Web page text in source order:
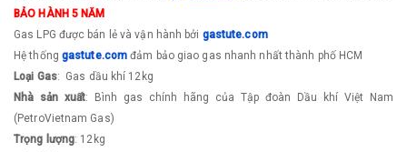
BẢO HÀNH 5 NĂM
Gas LPG được bán lẻ và vận hành bởi gastute.com
​Hệ thống gastute.com đảm bảo giao gas nhanh nhất thành phố HCM
Loại Gas: Gas dầu khí 12kg
Nhà sản xuất: Bình gas chính hãng của Tập đoàn Dầu khí Việt Nam
(PetroVietnam Gas)
Trọng lượng: 12kg